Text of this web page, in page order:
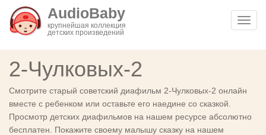
AudioBaby
крупнейшая коллекция
детских произведений
2-Чулковых-2
Смотрите старый советский диафильм 2-Чулковых-2 онлайн
вместе с ребенком или оставьте его наедине со сказкой.
Просмотр детских диафильмов на нашем ресурсе абсолютно
бесплатен. Покажите своему малышу сказку на нашем